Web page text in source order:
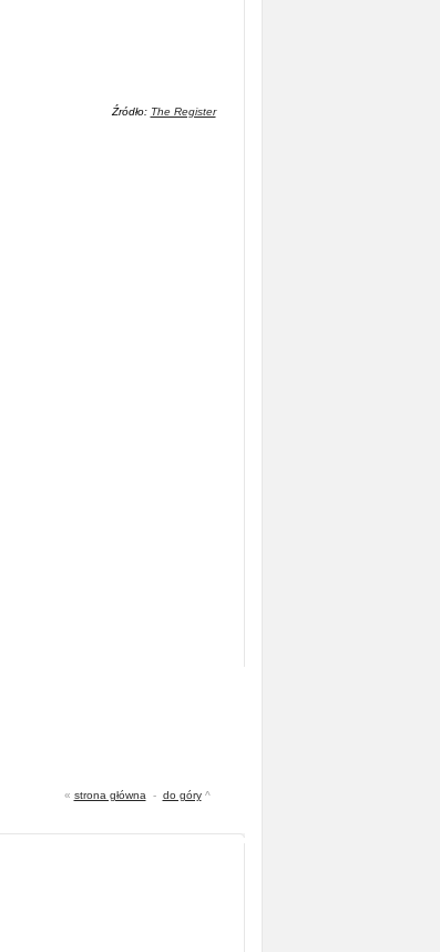
Źródło: The Register
« strona główna - do góry^